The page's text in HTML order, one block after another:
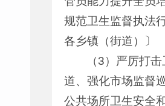
规范卫生监督执法
各乡镇（街道）〕
（3）严厉打
道、强化市场监督
公共场所卫生安全